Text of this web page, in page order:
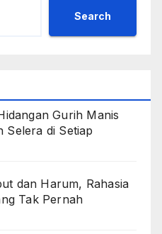
Search
Gurih Manis
Selera di Setiap
dan Harum, Rahasia
Tak Pernah